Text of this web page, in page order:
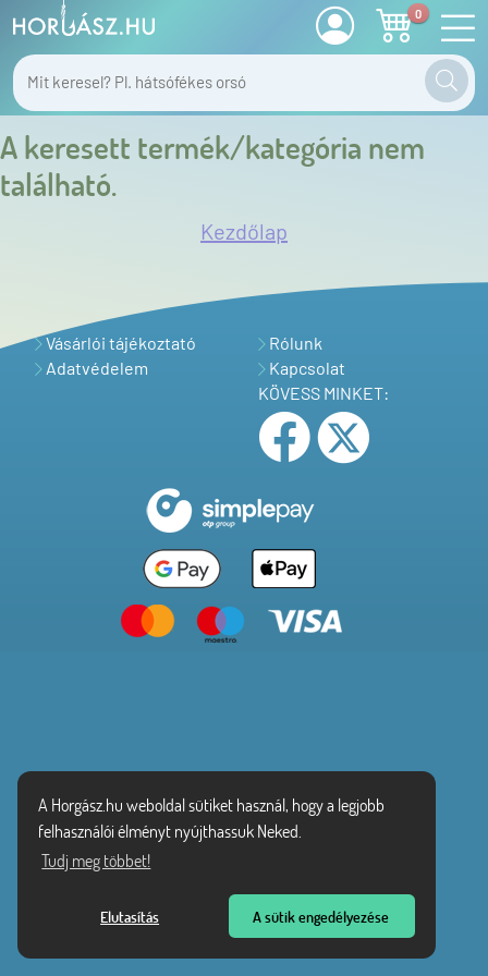
A Horgász.hu weboldal sütiket használ, hogy a legjobb
felhasználói élményt nyújthassuk Neked.
Tudj meg többet!
Elutasítás A sütik engedélyezése
0
A keresett termék/kategória nem
található.
Kezdőlap
Vásárlói tájékoztató
Adatvédelem
Rólunk
Kapcsolat
KÖVESS MINKET: